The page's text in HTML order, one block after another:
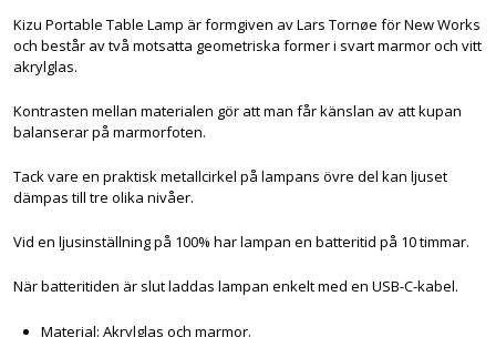
Kizu Portable Table Lamp är formgiven av Lars Tornøe för New Works
och består av två motsatta geometriska former i svart marmor och vitt
akrylglas.
Kontrasten mellan materialen gör att man får känslan av att kupan
balanserar på marmorfoten.
Tack vare en praktisk metallcirkel på lampans övre del kan ljuset
dämpas till tre olika nivåer.
Vid en ljusinställning på 100% har lampan en batteritid på 10 timmar.
När batteritiden är slut laddas lampan enkelt med en USB-C-kabel.
Material: Akrylglas och marmor.